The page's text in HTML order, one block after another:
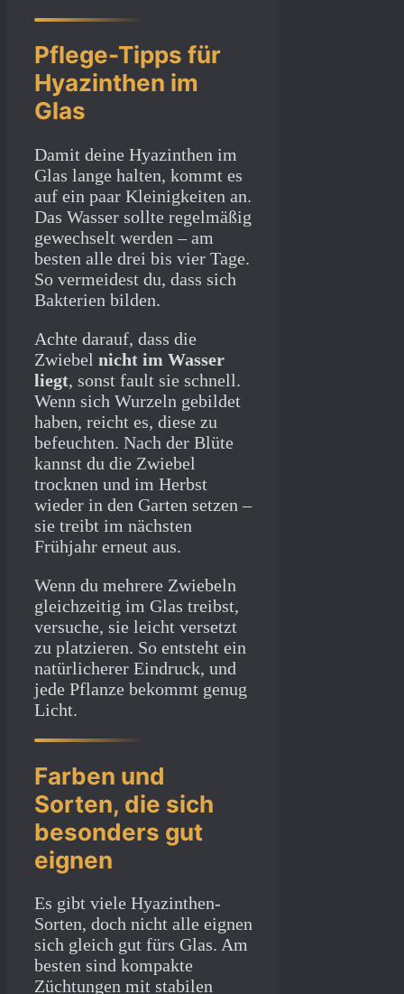
Pflege-Tipps für
Hyazinthen im
Glas
Damit deine Hyazinthen im
Glas lange halten, kommt es
auf ein paar Kleinigkeiten an.
Das Wasser sollte regelmäßig
gewechselt werden – am
besten alle drei bis vier Tage.
So vermeidest du, dass sich
Bakterien bilden.
Achte darauf, dass die
Zwiebel nicht im Wasser
liegt, sonst fault sie schnell.
Wenn sich Wurzeln gebildet
haben, reicht es, diese zu
befeuchten. Nach der Blüte
kannst du die Zwiebel
trocknen und im Herbst
wieder in den Garten setzen –
sie treibt im nächsten
Frühjahr erneut aus.
Wenn du mehrere Zwiebeln
gleichzeitig im Glas treibst,
versuche, sie leicht versetzt
zu platzieren. So entsteht ein
natürlicherer Eindruck, und
jede Pflanze bekommt genug
Licht.
Farben und
Sorten, die sich
besonders gut
eignen
Es gibt viele Hyazinthen-
Sorten, doch nicht alle eignen
sich gleich gut fürs Glas. Am
besten sind kompakte
Züchtungen mit stabilen